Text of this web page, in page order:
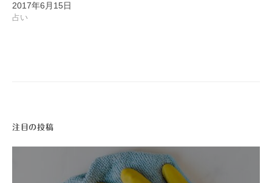
2017年6月15日
占い
注目の投稿